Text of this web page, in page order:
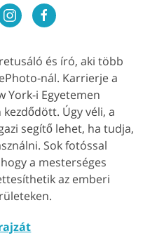
és író, aki több
nál. Karrierje a
York-i Egyetemen
Úgy véli, a
segítő lehet, ha tudja,
Sok fotóssal
a mesterséges
az emberi